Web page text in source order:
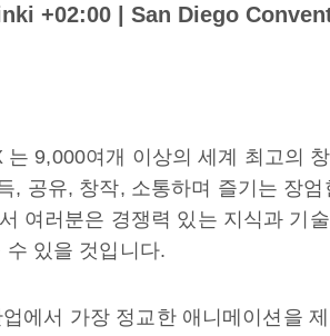
+02:00
| San Diego
9,000여개 이상의 세계 최고의
, 공유, 창작, 소통하며 즐기는 장엄
여러분은 경쟁력 있는 지식과 기
있을 것입니다.
에서 가장 정교한 애니메이션을 제